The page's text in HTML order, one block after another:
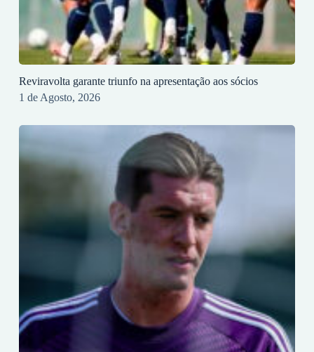
Reviravolta garante triunfo na apresentação aos sócios
1 de Agosto, 2026